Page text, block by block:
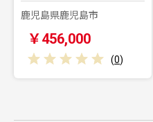
鹿児島県鹿児島市
￥456,000
(0)